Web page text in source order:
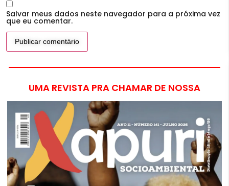
Salvar meus dados neste navegador para a próxima vez
que eu comentar.
UMA REVISTA PRA CHAMAR DE NOSSA